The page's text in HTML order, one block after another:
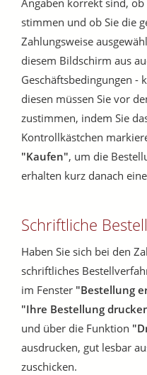
Angaben korrekt sind,
stimmen und ob Sie die
Zahlungsweise
diesem Bildschirm aus
Geschäftsbedingungen -
diesen müssen Sie vor
zustimmen, indem Sie
Kontrollkästchen
"Kaufen", um die
erhalten kurz danach
Schriftliche
Haben Sie sich bei den
schriftliches
im Fenster "Bestellung
"Ihre Bestellung
und über die Funktion
ausdrucken, gut lesbar
zuschicken.